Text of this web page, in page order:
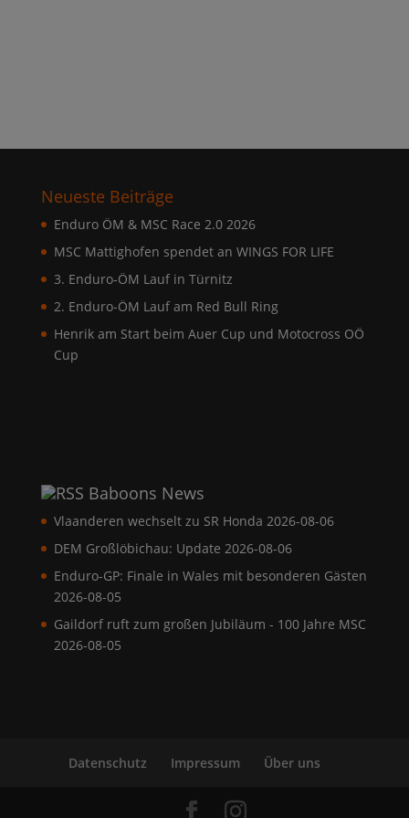
Neueste Beiträge
Enduro ÖM & MSC Race 2.0 2026
MSC Mattighofen spendet an WINGS FOR LIFE
3. Enduro-ÖM Lauf in Türnitz
2. Enduro-ÖM Lauf am Red Bull Ring
Henrik am Start beim Auer Cup und Motocross OÖ
Cup
Baboons News
Vlaanderen wechselt zu SR Honda 2026-08-06
DEM Großlöbichau: Update 2026-08-06
Enduro-GP: Finale in Wales mit besonderen Gästen
2026-08-05
Gaildorf ruft zum großen Jubiläum - 100 Jahre MSC
2026-08-05
Datenschutz Impressum Über uns